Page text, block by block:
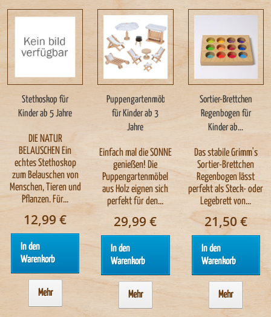
Stethoskop für
Kinder ab 5 Jahre
DIE NATUR
BELAUSCHEN Ein
echtes Stethoskop
zum Belauschen von
Menschen, Tieren und
Pflanzen. Für...
12,99 €
In den
Warenkorb
Mehr
Puppengartenmöbel
für Kinder ab 3
Jahre
Einfach mal die SONNE
genießen! Die
Puppengartenmöbel
aus Holz eignen sich
perfekt für den...
29,99 €
In den
Warenkorb
Mehr
Sortier-Brettchen
Regenbogen für
Kinder ab...
Das stabile Grimm's
Sortier-Brettchen
Regenbogen lässt
perfekt als Steck- oder
Legebrett von...
21,50 €
In den
Warenkorb
Mehr